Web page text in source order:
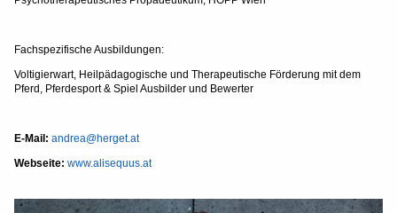
Fachspezifische Ausbildungen:
Voltigierwart, Heilpädagogische und Therapeutische Förderung mit dem
Pferd, Pferdesport & Spiel Ausbilder und Bewerter
E-Mail: andrea@herget.at
Webseite: www.alisequus.at